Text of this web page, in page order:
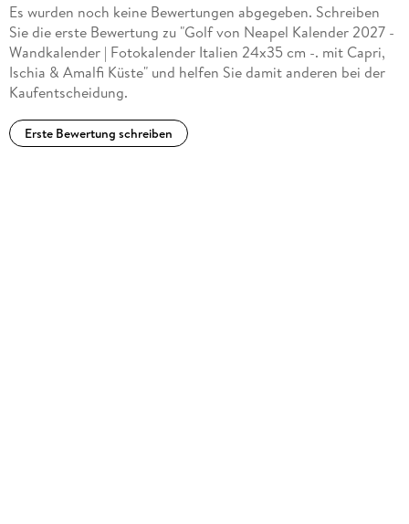
Es wurden noch keine Bewertungen abgegeben. Schreiben
Sie die erste Bewertung zu "Golf von Neapel Kalender 2027 -
Wandkalender | Fotokalender Italien 24x35 cm -. mit Capri,
Ischia & Amalfi Küste" und helfen Sie damit anderen bei der
Kaufentscheidung.
Erste Bewertung schreiben